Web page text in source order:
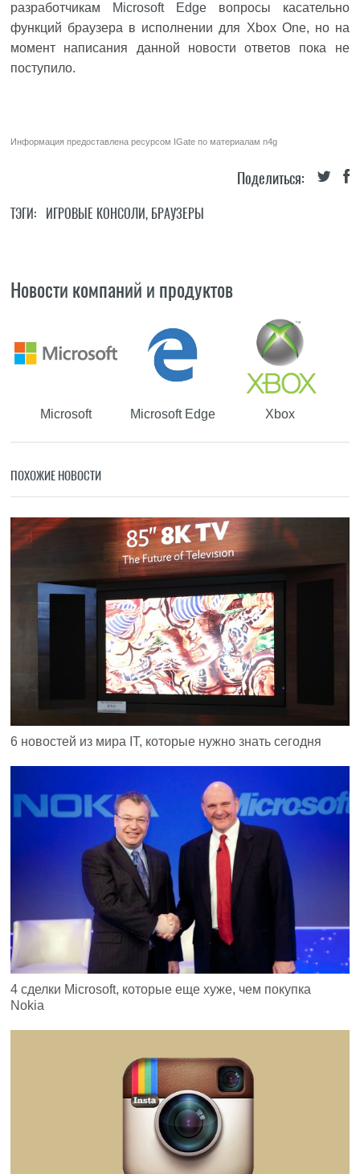
разработчикам
Microsoft Edgeвопросы касательно
функций браузера в исполнении для Xbox One, но на
момент написания данной новости ответов пока не
поступило.
Информация предоставлена ресурсом IGate по материаламn4g
Поделиться:
ТЭГИ: ИГРОВЫЕ КОНСОЛИ, БРАУЗЕРЫ
Новости компаний и продуктов
Microsoft Microsoft Edge Xbox
ПОХОЖИЕ НОВОСТИ
6 новостей из мира IT, которые нужно знать сегодня
4 сделки Microsoft, которые еще хуже, чем покупка
Nokia